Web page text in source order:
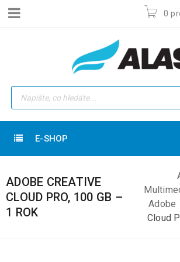
0
E-SHOP
ADOBE CREATIVE
CLOUD PRO, 100 GB –
1 ROK
Adobe
Cloud